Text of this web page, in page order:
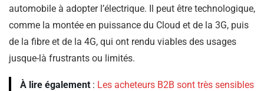
automobile à adopter l’électrique. Il peut être technologique,
comme la montée en puissance du Cloud et de la 3G, puis
de la fibre et de la 4G, qui ont rendu viables des usages
jusque-là frustrants ou limités.
À lire également : Les acheteurs B2B sont très sensibles